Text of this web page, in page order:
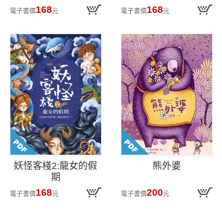
電子書價168元 電子書價168元
妖怪客棧2:龍女的假
期
電子書價168元
熊外婆
電子書價200元